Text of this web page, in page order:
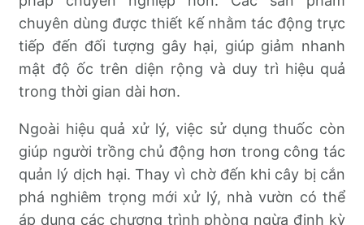
chuyên dùng được thiết kế nhằm tác động trực
tiếp đến đối tượng gây hại, giúp giảm nhanh
mật độ ốc trên diện rộng và duy trì hiệu quả
trong thời gian dài hơn.
Ngoài hiệu quả xử lý, việc sử dụng thuốc còn
giúp người trồng chủ động hơn trong công tác
quản lý dịch hại. Thay vì chờ đến khi cây bị cắn
phá nghiêm trọng mới xử lý, nhà vườn có thể
áp dụng các chương trình phòng ngừa định kỳ